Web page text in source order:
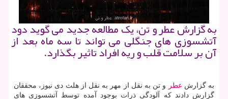
به گزارش عطر و تن، یک مطالعه جدید می گوید دود
آتشسوزی های جنگلی می تواند تا سه ماه بعد از
آن بر سلامت قلب و ریه افراد تاثیر بگذارد.
به گزارش عطر
و تن به نقل از مهر به نقل از هلث دی نیوز، محققان
گزارش دادند که آلودگی ذرات بوجود آمده توسط آتشسوزی های